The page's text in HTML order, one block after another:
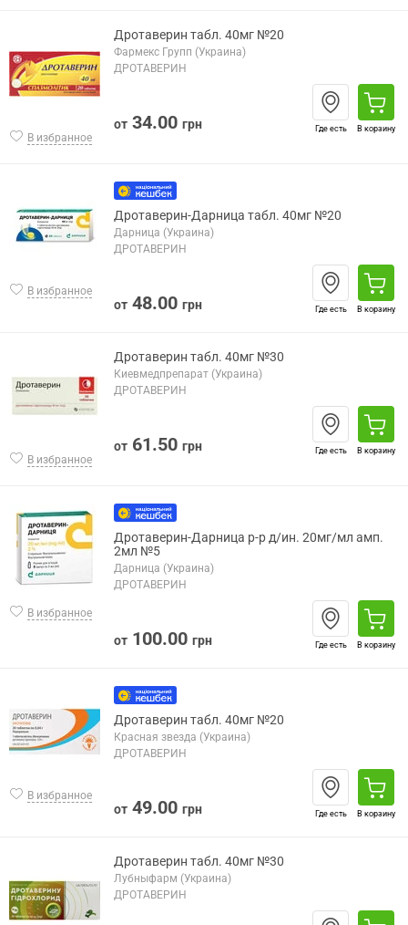
В избранное
Дротаверин табл. 40мг №20
Фармекс Групп (Украина)
ДРОТАВЕРИН
от 34.00 грн Где есть В корзину
В избранное
Дротаверин-Дарница табл. 40мг №20
Дарница (Украина)
ДРОТАВЕРИН
от 48.00 грн Где есть В корзину
В избранное
Дротаверин табл. 40мг №30
Киевмедпрепарат (Украина)
ДРОТАВЕРИН
от 61.50 грн Где есть В корзину
В избранное
Дротаверин-Дарница р-р д/ин. 20мг/мл амп.
2мл №5
Дарница (Украина)
ДРОТАВЕРИН
от 100.00 грн Где есть В корзину
В избранное
Дротаверин табл. 40мг №20
Красная звезда (Украина)
ДРОТАВЕРИН
от 49.00 грн Где есть В корзину
Дротаверин табл. 40мг №30
Лубныфарм (Украина)
ДРОТАВЕРИН